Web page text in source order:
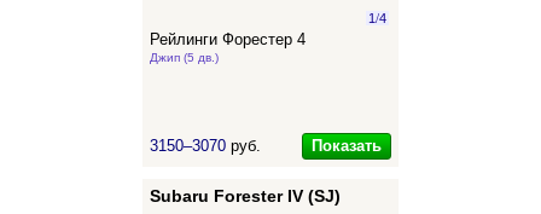
1/4
Рейлинги Форестер 4
Джип (5 дв.)
3150–3070 руб. Показать
Subaru Forester IV (SJ)